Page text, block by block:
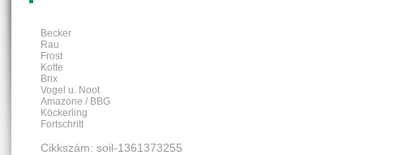
Becker
Rau
Frost
Kotte
Brix
Vogel u. Noot
Amazone / BBG
Köckerling
Fortschritt
Cikkszám: soil-1361373255